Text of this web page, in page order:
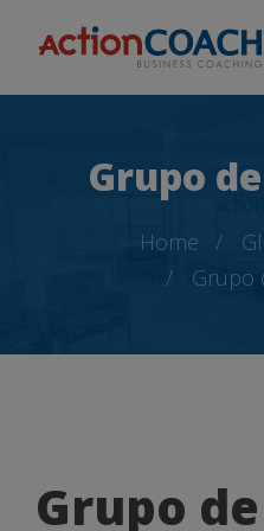
Grupo
Home
Grupo
Grupo
Grupo